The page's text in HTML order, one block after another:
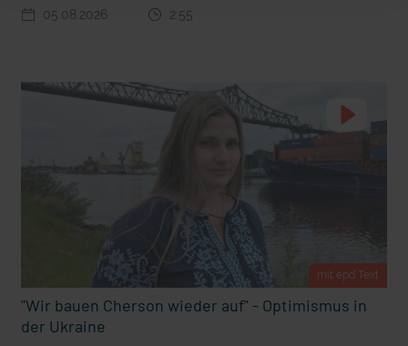
Nachhaltige Geldanlage: Rendite mit gutem Gewissen?
05.08.2026 2:55
mit epd Text
"Wir bauen Cherson wieder auf" - Optimismus in
der Ukraine